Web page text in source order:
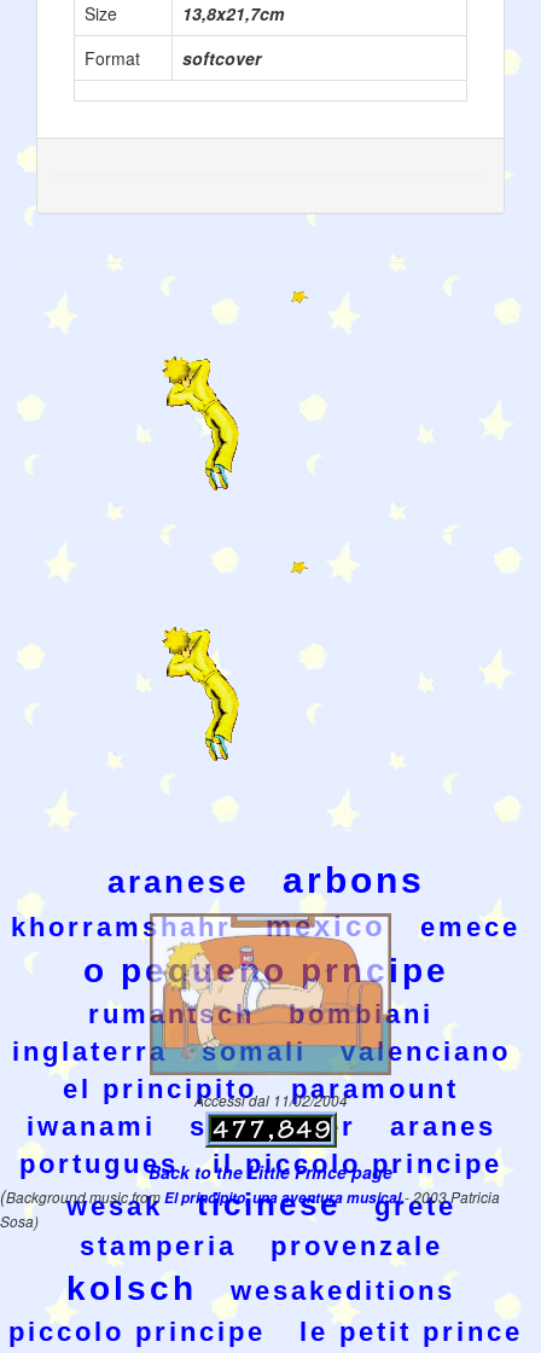
Size
13,8x21,7cm
Format
softcover
aranese arbons
khorramshahr mexico emece
o pequeno prncipe
rumantsch
bombiani
inglaterra
somali
valenciano
el principito
paramount
iwanami
schlachter
aranes
portugues
il piccolo principe
wesak
ticinese
grete
stamperia
provenzale
kolsch
wesakeditions
piccolo principe
le petit prince
Accessi dal 11/02/2004
Back to the Little Prince page
(Background music fromEl principito, una aventura musical- 2003 Patricia
Sosa)